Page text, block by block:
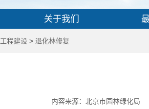
关于我们
工程建设 > 退化林修复
内容来源：北京市园林绿化局